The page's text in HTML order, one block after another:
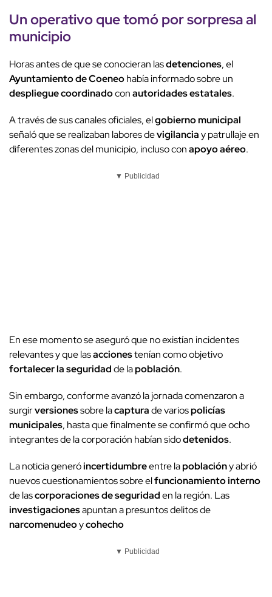
Unoperativoque tomó por sorpresa al
municipio
Horas antes de que se conocieran lasdetenciones, el
Ayuntamiento de Coeneohabía informado sobre un
despliegue coordinadoconautoridades estatales.
A través de sus canales oficiales, elgobierno municipal
señaló que se realizaban labores devigilanciay patrullaje en
diferentes zonas del municipio, incluso conapoyo aéreo.
▼ Publicidad
En ese momento se aseguró que no existían incidentes
relevantes y que lasaccionestenían como objetivo
fortalecer la seguridadde lapoblación.
Sin embargo, conforme avanzó la jornada comenzaron a
surgirversionessobre lacapturade variospolicías
municipales, hasta que finalmente se confirmó que ocho
integrantes de la corporación habían sidodetenidos.
La noticia generóincertidumbreentre lapoblacióny abrió
nuevos cuestionamientos sobre elfuncionamiento interno
de lascorporaciones de seguridaden la región. Las
investigacionesapuntan a presuntos delitos de
narcomenudeoycohecho
▼ Publicidad